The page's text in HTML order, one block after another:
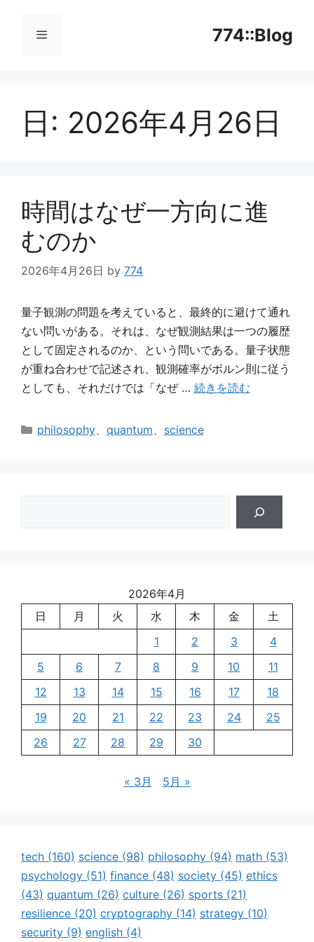
774::Blog
ニ
ー
日: 2026年4月26日
時間はなぜ一方向に進
むのか
2026年4月26日 by 774
量子観測の問題を考えていると、最終的に避けて通れ
ない問いがある。それは、なぜ観測結果は一つの履歴
として固定されるのか、という問いである。量子状態
が重ね合わせで記述され、観測確率がボルン則に従う
としても、それだけでは「なぜ … 続きを読む
カ
philosophy、 quantum、 science
2026年4月
日
月 火 水 木 金
土
1
2 3
4
5
6 7 8 9 10
11
12
13 14 15 16 17
18
19
20 21 22 23 24
25
26
27 28 29 30
« 3月 5月 »
tech (160) science (98) philosophy (94) math (53)
psychology (51) finance (48) society (45) ethics
(43) quantum (26) culture (26) sports (21)
resilience (20) cryptography (14) strategy (10)
security (9) english (4)